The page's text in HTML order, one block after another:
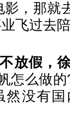
，那就
飞过去
放假，
怎么做
然没有